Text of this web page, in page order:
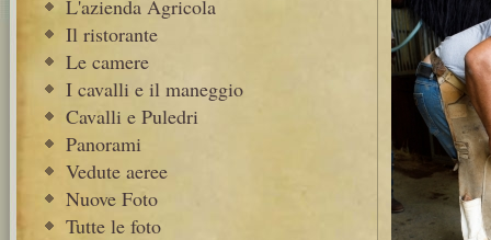
L'azienda Agricola
Il ristorante
Le camere
I cavalli e il maneggio
Cavalli e Puledri
Panorami
Vedute aeree
Nuove Foto
Tutte le foto